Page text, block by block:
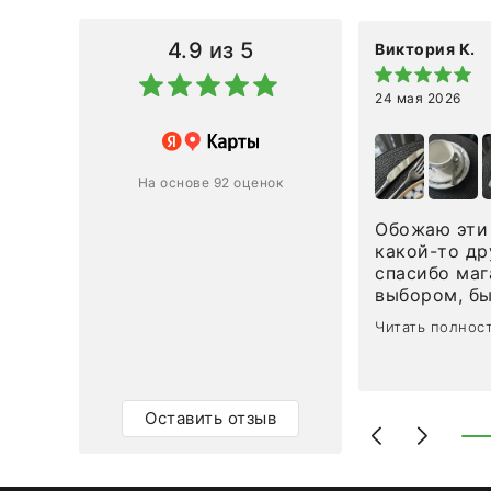
4.9 из 5
На основе 92 оценок
Оставить отзыв
магазину за оперативную
приехал ко мне целым и
Виктория К.
24 мая 2026
Обожаю эти
какой-то
спасибо
выбором,
сервисом.
чайные
доставили
торжеству.
Читать